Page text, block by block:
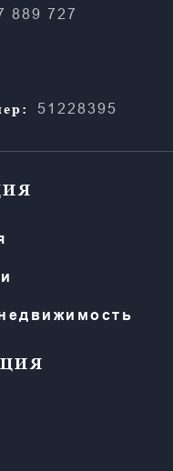
889 727
51228395